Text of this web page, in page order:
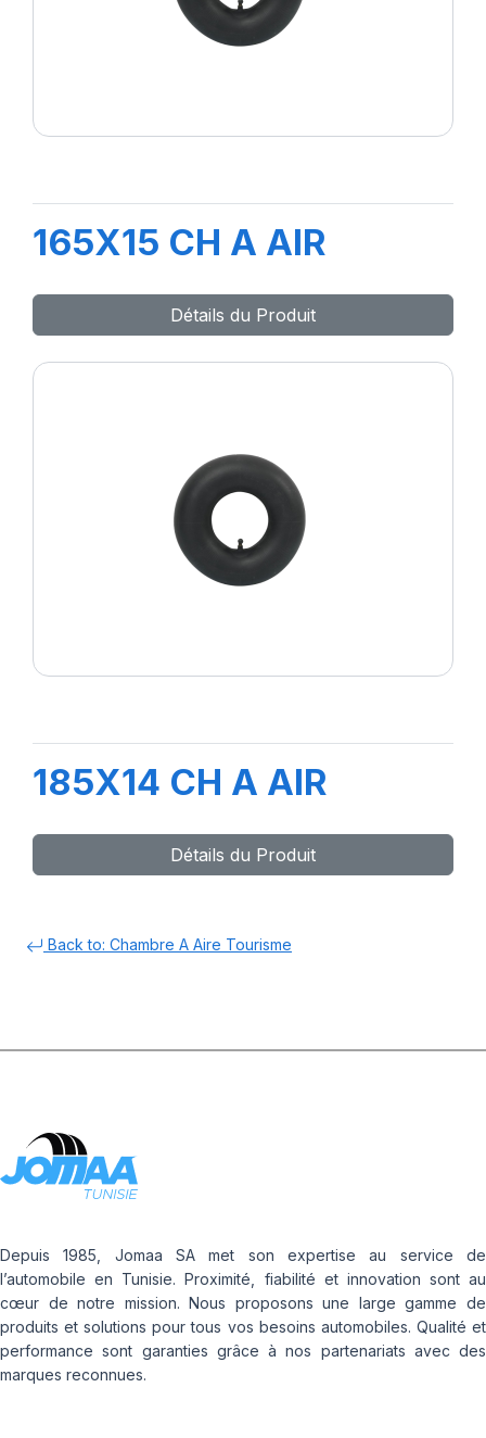
165X15 CH A AIR
Détails du Produit
185X14 CH A AIR
Détails du Produit
Back to: Chambre A Aire Tourisme
Depuis 1985, Jomaa SA met son expertise au service de
l’automobile en Tunisie. Proximité, fiabilité et innovation sont au
cœur de notre mission. Nous proposons une large gamme de
produits et solutions pour tous vos besoins automobiles. Qualité et
performance sont garanties grâce à nos partenariats avec des
marques reconnues.